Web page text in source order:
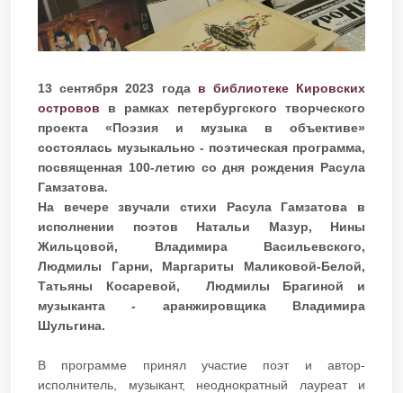
13 сентября 2023 года в библиотеке Кировских
островов в рамках петербургского творческого
проекта «Поэзия и музыка в объективе»
состоялась музыкально - поэтическая программа,
посвященная 100-летию со дня рождения Расула
Гамзатова.
На вечере звучали стихи Расула Гамзатова в
исполнении поэтов Натальи Мазур, Нины
Жильцовой, Владимира Васильевского,
Людмилы Гарни, Маргариты Маликовой-Белой,
Татьяны Косаревой, Людмилы Брагиной и
музыканта - аранжировщика Владимира
Шульгина.
В программе принял участие поэт и автор-
исполнитель, музыкант, неоднократный лауреат и